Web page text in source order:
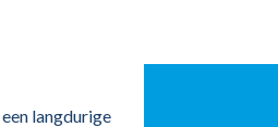
langdurige